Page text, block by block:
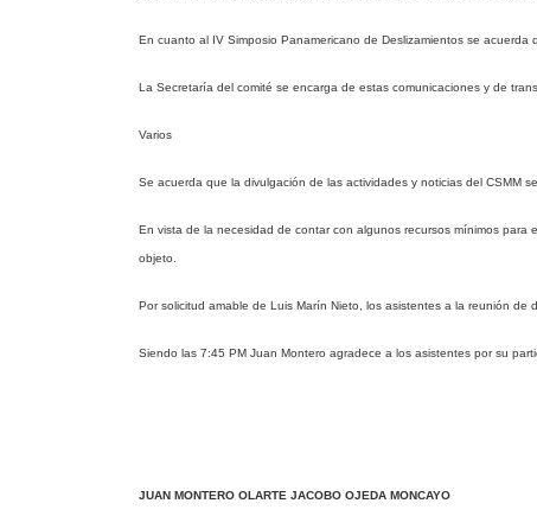
En cuanto al IV Simposio Panamericano de Deslizamientos se
La Secretaría del comité se encarga de estas comunicaciones y de
Varios
Se acuerda que la divulgación de las actividades y noticias del CSMM
En vista de la necesidad de contar con algunos recursos mínimos
objeto.
Por solicitud amable de Luis Marín Nieto, los asistentes a la reunión
Siendo las 7:45 PM Juan Montero agradece a los asistentes por su
JUAN MONTERO OLARTE JACOBO OJEDA MONCAYO